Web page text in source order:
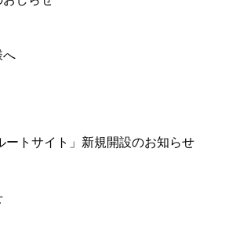
へ
ートサイト」新規開設のお知らせ